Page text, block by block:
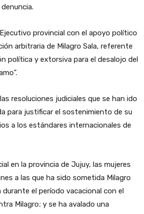
provincial con el apoyo político
arbitraria de Milagro Sala, referente
política y extorsiva para el desalojo del
resoluciones judiciales que se han ido
para justificar el sostenimiento de su
a los estándares internacionales de
en la provincia de Jujuy, las mujeres
a las que ha sido sometida Milagro
el período vacacional con el
Milagro; y se ha avalado una